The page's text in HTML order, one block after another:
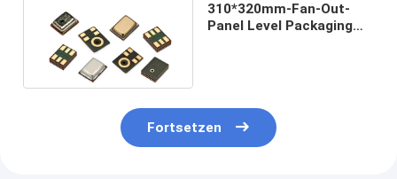
310*320mm-Fan-Out-
Panel Level Packaging
Fortsetzen